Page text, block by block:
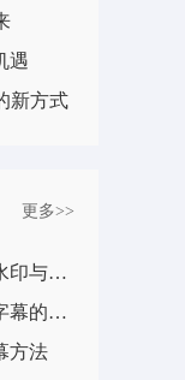
遇
新方式
更多>>
揭秘视频处理行业：如何有效去除水印与字幕
自制教程：轻松实现视频去水印和字幕的技巧
方法